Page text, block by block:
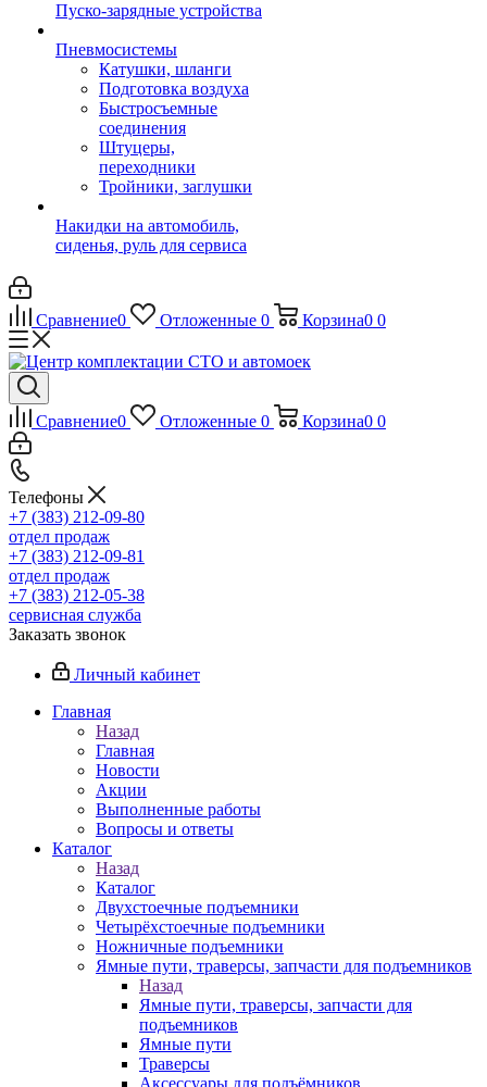
Пуско-зарядные устройства
Пневмосистемы
Катушки, шланги
Подготовка воздуха
Быстросъемные
соединения
Штуцеры,
переходники
Тройники, заглушки
Накидки на автомобиль,
сиденья, руль для сервиса
Сравнение0 Отложенные 0 Корзина0 0
Сравнение0 Отложенные 0 Корзина0 0
Телефоны
+7 (383) 212-09-80
отдел продаж
+7 (383) 212-09-81
отдел продаж
+7 (383) 212-05-38
сервисная служба
Заказать звонок
Личный кабинет
Главная
Назад
Главная
Новости
Акции
Выполненные работы
Вопросы и ответы
Каталог
Назад
Каталог
Двухстоечные подъемники
Четырёхстоечные подъемники
Ножничные подъемники
Ямные пути, траверсы, запчасти для подъемников
Назад
Ямные пути, траверсы, запчасти для
подъемников
Ямные пути
Траверсы
Аксессуары для подъёмников